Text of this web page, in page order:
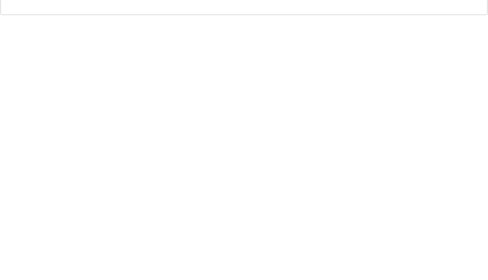
না